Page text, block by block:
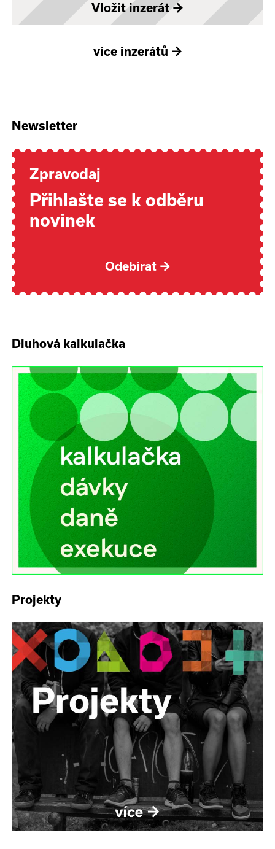
Vložit inzerát→
více inzerátů →
Newsletter
Zpravodaj
Přihlašte se k odběru
novinek
Odebírat →
Dluhová kalkulačka
Projekty